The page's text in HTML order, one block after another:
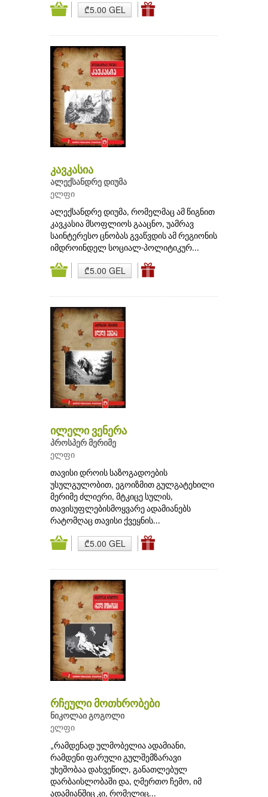
₾5.00 GEL
კავკასია
ალექსანდრე დიუმა
ელფი
ალექსანდრე დიუმა, რომელმაც ამ წიგნით
კავკასია მსოფლიოს გააცნო, უამრავ
საინტერესო ცნობას გვაწვდის ამ რეგიონის
იმდროინდელ სოციალ-პოლიტიკურ...
₾5.00 GEL
ილელი ვენერა
პროსპერ მერიმე
ელფი
თავისი დროის საზოგადოების
უსულგულობით, ეგოიზმით გულგატეხილი
მერიმე ძლიერი, მტკიცე სულის,
თავისუფლებისმოყვარე ადამიანებს
რატომღაც თავისი ქვეყნის...
₾5.00 GEL
რჩეული მოთხრობები
ნიკოლაი გოგოლი
ელფი
„რამდენად ულმობელია ადამიანი,
რამდენი ფარული გულშემზარავი
უხეშობაა დახვეწილ, განათლებულ
დარბაისლობაში და, ღმერთო ჩემო, იმ
ადამიანშიც კი, რომელიც...